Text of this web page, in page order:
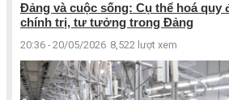
Đảng và cuộc sống: Cụ thể hoá quy
chính trị, tư tưởng trong Đảng
20:36 - 20/05/2026 8,522 lượt xem